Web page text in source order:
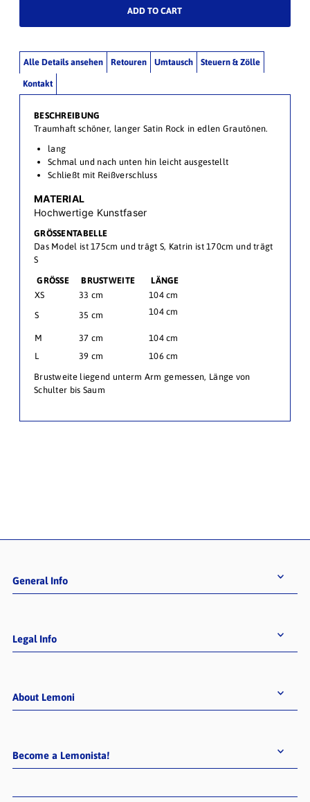
Alle Details ansehen Retouren Umtausch Steuern & Zölle
Kontakt
BESCHREIBUNG
Traumhaft schöner, langer Satin Rock in edlen Grautönen.
lang
Schmal und nach unten hin leicht ausgestellt
Schließt mit Reißverschluss
MATERIAL
Hochwertige Kunstfaser
GRÖSSENTABELLE
Das Model ist 175cm und trägt S, Katrin ist 170cm und trägt
S
GRÖSSE
BRUSTWEITE
LÄNGE
XS
33 cm
104 cm
S
35 cm 104 cm
M 37 cm
104 cm
L
39 cm
106 cm
Brustweite liegend unterm Arm gemessen, Länge von
Schulter bis Saum
General Info
Legal Info
About Lemoni
Become a Lemonista!